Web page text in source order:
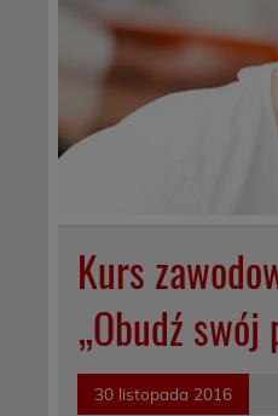
Kurs
„Obudź swój
30 listopada 2016